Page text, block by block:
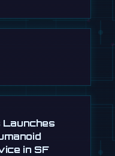
Launches
in SF